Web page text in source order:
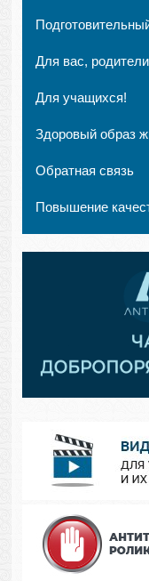
Для вас,
Для учащихся!
Здоровый образ
Обратная связь
Повышение